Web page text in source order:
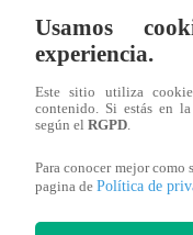
por ello que el
molestado del uno y
El momento acabó
Mira el momento
Usamos
experiencia.
Este sitio utiliza
contenido. Si estás en la
según el RGPD.
Para conocer mejor
pagina de Política de